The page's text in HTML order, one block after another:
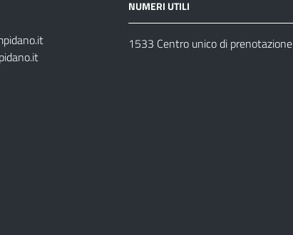
NUMERI UTILI
1533 Centro unico di prenotazione